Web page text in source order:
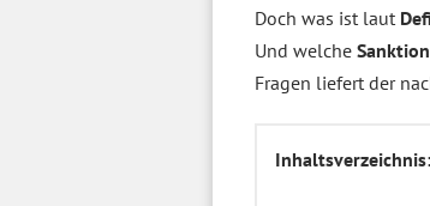
Doch was ist laut
Und welche
Fragen liefert der
Inhaltsverzeichnis: